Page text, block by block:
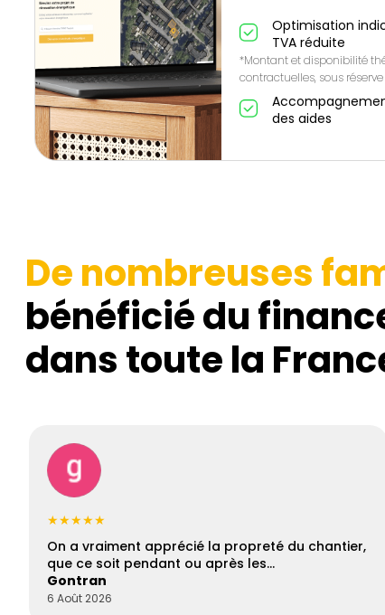
Optimisation
TVA réduite
*Montant et disponibilité
contractuelles, sous réserve
des aides
De nombreuses
bénéficié du
dans toute la
★★★★★
On a vraiment apprécié la propreté du chantier,
que ce soit pendant ou après les…
Gontran
6 Août 2026